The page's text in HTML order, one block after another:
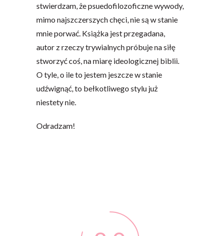
stwierdzam, że psuedofilozoficzne wywody,
mimo najszczerszych chęci, nie są w stanie
mnie porwać. Książka jest przegadana,
autor z rzeczy trywialnych próbuje na siłę
stworzyć coś, na miarę ideologicznej biblii.
O tyle, o ile to jestem jeszcze w stanie
udźwignąć, to bełkotliwego stylu już
niestety nie.
Odradzam!